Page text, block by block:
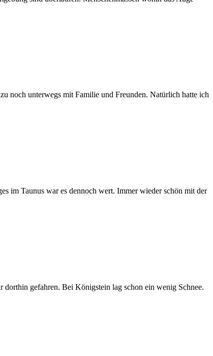
noch unterwegs mit Familie und Freunden. Natürlich hatte ich
im Taunus war es dennoch wert. Immer wieder schön mit der
dorthin gefahren. Bei Königstein lag schon ein wenig Schnee.